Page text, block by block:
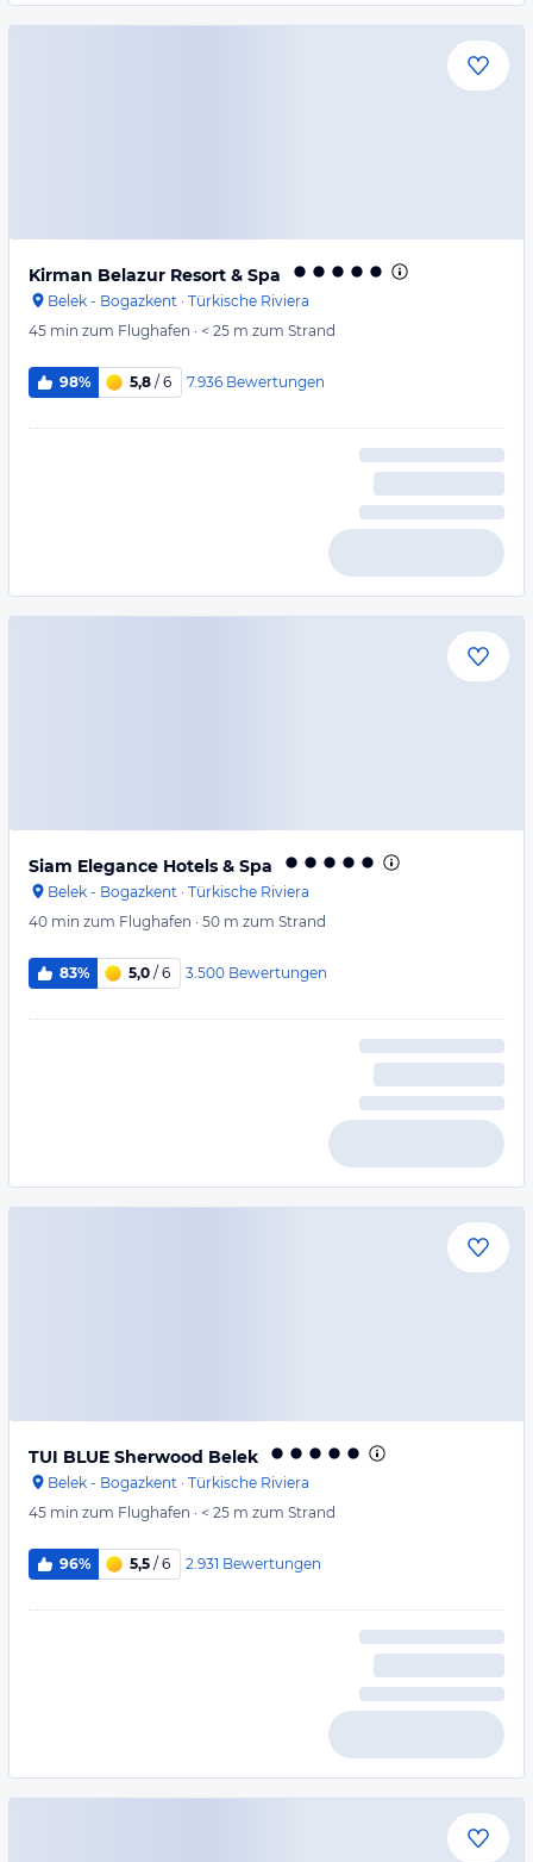
Kirman Belazur Resort & Spa
Belek - Bogazkent · Türkische Riviera
45 min zum Flughafen · < 25 m zum Strand
98% 5,8 / 6 7.936 Bewertungen
Siam Elegance Hotels & Spa
Belek - Bogazkent · Türkische Riviera
40 min zum Flughafen · 50 m zum Strand
83% 5,0 / 6 3.500 Bewertungen
TUI BLUE Sherwood Belek
Belek - Bogazkent · Türkische Riviera
45 min zum Flughafen · < 25 m zum Strand
96% 5,5 / 6 2.931 Bewertungen